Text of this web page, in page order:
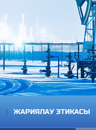
ЖАРИЯЛАУ ЭТИКАСЫ